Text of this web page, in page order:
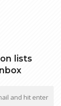
lists